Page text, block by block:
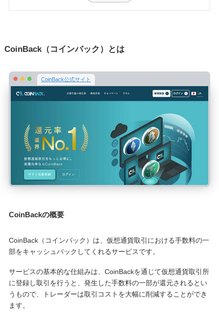
CoinBack（コインバック）とは
CoinBack公式サイト
CoinBackの概要
CoinBack（コインバック）は、仮想通貨取引における手数料の一
部をキャッシュバックしてくれるサービスです。
サービスの基本的な仕組みは、CoinBackを通じて仮想通貨取引所
に登録し取引を行うと、発生した手数料の一部が還元されるとい
うもので、トレーダーは取引コストを大幅に削減することができ
ます。